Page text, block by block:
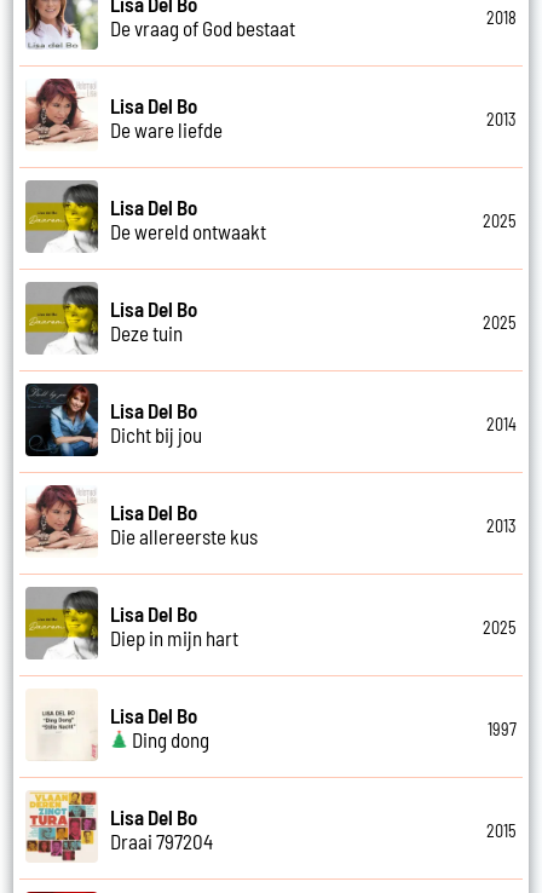
De vraag of God bestaat
2018
Lisa Del Bo
De ware liefde
2013
Lisa Del Bo
De wereld ontwaakt
2025
Lisa Del Bo
Deze tuin
2025
Lisa Del Bo
Dicht bij jou
2014
Lisa Del Bo
Die allereerste kus
2013
Lisa Del Bo
Diep in mijn hart
2025
Lisa Del Bo
Ding dong
1997
Lisa Del Bo
Draai 797204
2015